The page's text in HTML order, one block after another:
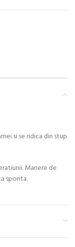
si se ridica din stup
Manere de
sporita.